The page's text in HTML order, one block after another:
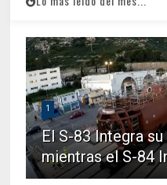
1
El S-83 Integra
mientras el S-84